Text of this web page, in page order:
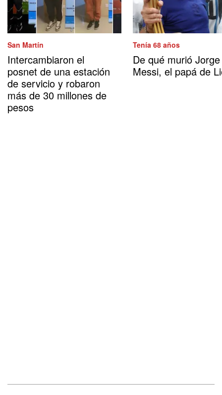
San Martín
Intercambiaron el
posnet de una estación
de servicio y robaron
más de 30 millones de
pesos
Tenía 68 años
De qué murió Jorge
Messi, el papá de